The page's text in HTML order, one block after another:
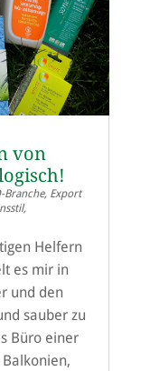
von
Branche, Export
,
Helfern
es mir in
und den
sauber zu
Büro einer